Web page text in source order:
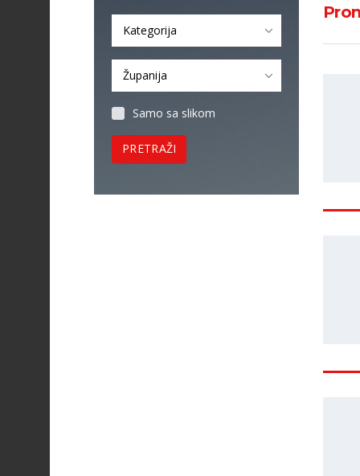
Kategorija
Županija
Samo sa slikom
PRETRAŽI